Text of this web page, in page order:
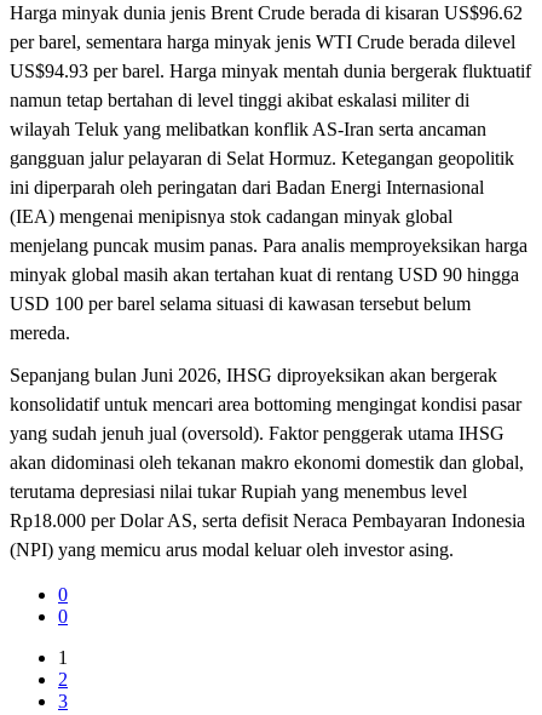
Harga minyak dunia jenis Brent Crude berada di kisaran US$96.62
per barel, sementara harga minyak jenis WTI Crude berada dilevel
US$94.93 per barel. Harga minyak mentah dunia bergerak fluktuatif
namun tetap bertahan di level tinggi akibat eskalasi militer di
wilayah Teluk yang melibatkan konflik AS-Iran serta ancaman
gangguan jalur pelayaran di Selat Hormuz. Ketegangan geopolitik
ini diperparah oleh peringatan dari Badan Energi Internasional
(IEA) mengenai menipisnya stok cadangan minyak global
menjelang puncak musim panas. Para analis memproyeksikan harga
minyak global masih akan tertahan kuat di rentang USD 90 hingga
USD 100 per barel selama situasi di kawasan tersebut belum
mereda.
Sepanjang bulan Juni 2026, IHSG diproyeksikan akan bergerak
konsolidatif untuk mencari area bottoming mengingat kondisi pasar
yang sudah jenuh jual (oversold). Faktor penggerak utama IHSG
akan didominasi oleh tekanan makro ekonomi domestik dan global,
terutama depresiasi nilai tukar Rupiah yang menembus level
Rp18.000 per Dolar AS, serta defisit Neraca Pembayaran Indonesia
(NPI) yang memicu arus modal keluar oleh investor asing.
0
0
1
2
3